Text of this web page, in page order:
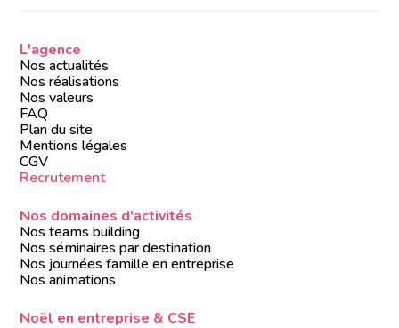
L'agence
Nos actualités
Nos réalisations
Nos valeurs
FAQ
Plan du site
Mentions légales
CGV
Recrutement
Nos domaines d'activités
Nos teams building
Nos séminaires par destination
Nos journées famille en entreprise
Nos animations
Noël en entreprise & CSE